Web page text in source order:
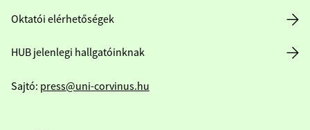
Oktatói elérhetőségek
HUB jelenlegi hallgatóinknak
Sajtó: press@uni-corvinus.hu